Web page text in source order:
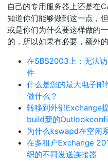
自己的专用服务器上还是在
知道你们能够做到这一点，
或是你们为什么要这样做的
的，所以如果有必要，额外
在SBS2003上：无法
件
什么是您的最大电子邮
做什么？
转移到外部Exchange
build新的
为什么kswapd在空闲
在多租户Exchange
织的不同发送连接器